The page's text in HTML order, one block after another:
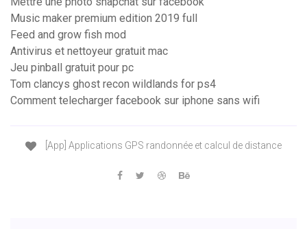
Music maker premium edition 2019 full
Feed and grow fish mod
Antivirus et nettoyeur gratuit mac
Jeu pinball gratuit pour pc
Tom clancys ghost recon wildlands for ps4
Comment telecharger facebook sur iphone sans wifi
[App] Applications GPS randonnée et calcul de distance